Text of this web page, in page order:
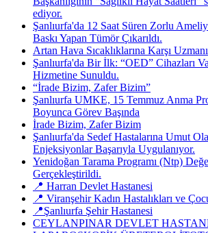
ediyor.
Şanlıurfa'da 12 Saat Süren Zorlu
Baskı Yapan Tümör Çıkarıldı.
Artan Hava Sıcaklıklarına Karşı
Şanlıurfa'da Bir İlk: “OED” Cihazları
Hizmetine Sunuldu.
“İrade Bizim, Zafer Bizim”
Şanlıurfa UMKE, 15 Temmuz Anma
Boyunca Görev Başında
İrade Bizim, Zafer Bizim
Şanlıurfa'da Sedef Hastalarına Umut
Enjeksiyonlar Başarıyla Uygulanıyor.
Yenidoğan Tarama Programı (Ntp)
Gerçekleştirildi.
📍 Harran Devlet Hastanesi
📍 Viranşehir Kadın Hastalıkları ve
📍Şanlıurfa Şehir Hastanesi
CEYLANPINAR DEVLET